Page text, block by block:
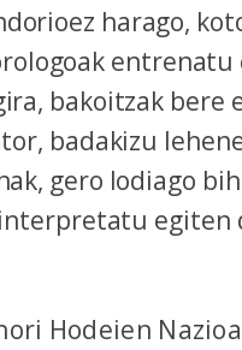
harago,
entrenatu
bakoitzak bere
badakizu
gero lodiago
egiten
Hodeien